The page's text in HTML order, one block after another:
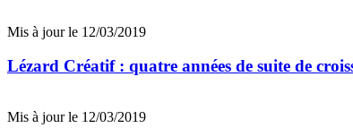
Mis à jour le 12/03/2019
Lézard Créatif : quatre années de suite de
Mis à jour le 12/03/2019